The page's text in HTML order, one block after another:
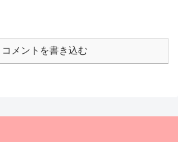
コメントを書き込む